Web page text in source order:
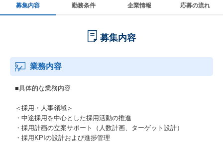
募集内容 勤務条件 企業情報 応募の流れ
募集内容
業務内容
■具体的な業務内容
＜採用・人事領域＞
・中途採用を中心とした採用活動の推進
・採用計画の立案サポート（人数計画、ターゲット設計）
・採用KPIの設計および進捗管理